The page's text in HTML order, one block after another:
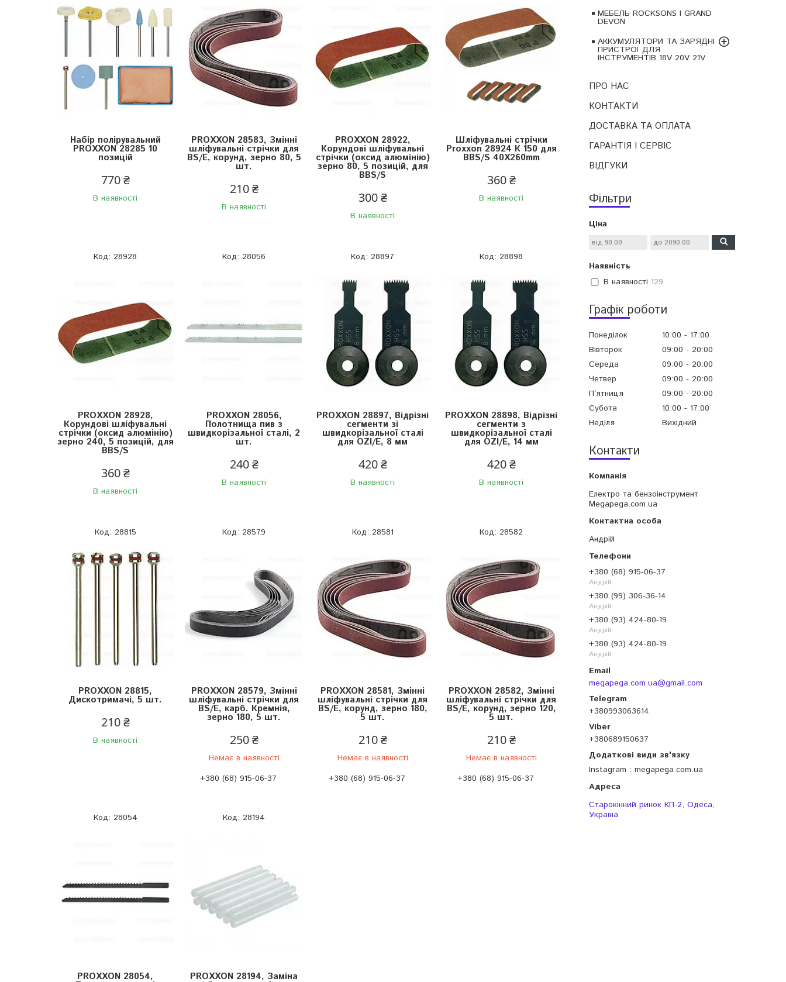
МЕБЕЛЬ ROCKSONS І GRAND
DEVON
АККУМУЛЯТОРИ ТА ЗАРЯДНІ
ПРИСТРОЇ ДЛЯ
ІНСТРУМЕНТІВ 18V 20V 21V
ПРО НАС
КОНТАКТИ
ДОСТАВКА ТА ОПЛАТА
ГАРАНТІЯ І СЕРВІС
ВІДГУКИ
Фільтри
Ціна
Наявність
В наявності 129
Графік роботи
Понеділок 10:00
17:00
Вівторок
09:00
20:00
Середа
09:00
20:00
Четвер
09:00
20:00
Пʼятниця
09:00
20:00
Субота
10:00
17:00
Неділя
Вихідний
Контакти
Електро та бензоінструмент
Megapega.com.ua
Андрій
+380 (68) 915-06-37
Андрій
+380 (99) 306-36-14
Андрій
+380 (93) 424-80-19
Андрій
+380 (93) 424-80-19
Андрій
megapega.com.ua@gmail.com
+380993063614
+380689150637
Instagram megapega.com.ua
Старокінний ринок КП-2, Одеса,
Україна
Набір полірувальний
PROXXON 28285 10
позицій
770 ₴
В наявності
PROXXON 28583, Змінні
шліфувальні стрічки для
BS/E, корунд, зерно 80, 5
шт.
210 ₴
В наявності
PROXXON 28922,
Корундові шліфувальні
стрічки (оксид алюмінію)
зерно 80, 5 позицій, для
BBS/S
300 ₴
В наявності
Шліфувальні стрічки
Proxxon 28924 К 150 для
BBS/S 40X260mm
360 ₴
В наявності
28928
PROXXON 28928,
Корундові шліфувальні
стрічки (оксид алюмінію)
зерно 240, 5 позицій, для
BBS/S
360 ₴
В наявності
28056
PROXXON 28056,
Полотнища пив з
швидкорізальної сталі, 2
шт.
240 ₴
В наявності
28897
PROXXON 28897, Відрізні
сегменти зі
швидкорізальної сталі
для OZI/E, 8 мм
420 ₴
В наявності
28898
PROXXON 28898, Відрізні
сегменти з
швидкорізальної сталі
для OZI/E, 14 мм
420 ₴
В наявності
28815
PROXXON 28815,
Дискотримачі, 5 шт.
210 ₴
В наявності
28579
PROXXON 28579, Змінні
шліфувальні стрічки для
BS/E, карб. Кремнія,
зерно 180, 5 шт.
250 ₴
Немає в наявності
+380 (68) 915-06-37
28581
PROXXON 28581, Змінні
шліфувальні стрічки для
BS/E, корунд, зерно 180,
5 шт.
210 ₴
Немає в наявності
+380 (68) 915-06-37
28582
PROXXON 28582, Змінні
шліфувальні стрічки для
BS/E, корунд, зерно 120,
5 шт.
210 ₴
Немає в наявності
+380 (68) 915-06-37
28054
PROXXON 28054,
28194
PROXXON 28194, Заміна